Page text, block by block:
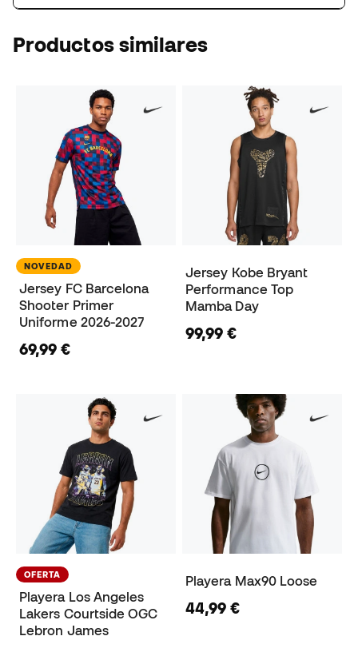
Productos similares
NOVEDAD
Jersey FC Barcelona
Shooter Primer
Uniforme 2026-2027
69,99 €
Jersey Kobe Bryant
Performance Top
Mamba Day
99,99 €
OFERTA
Playera Los Angeles
Lakers Courtside OGC
Lebron James
Playera Max90 Loose
44,99 €